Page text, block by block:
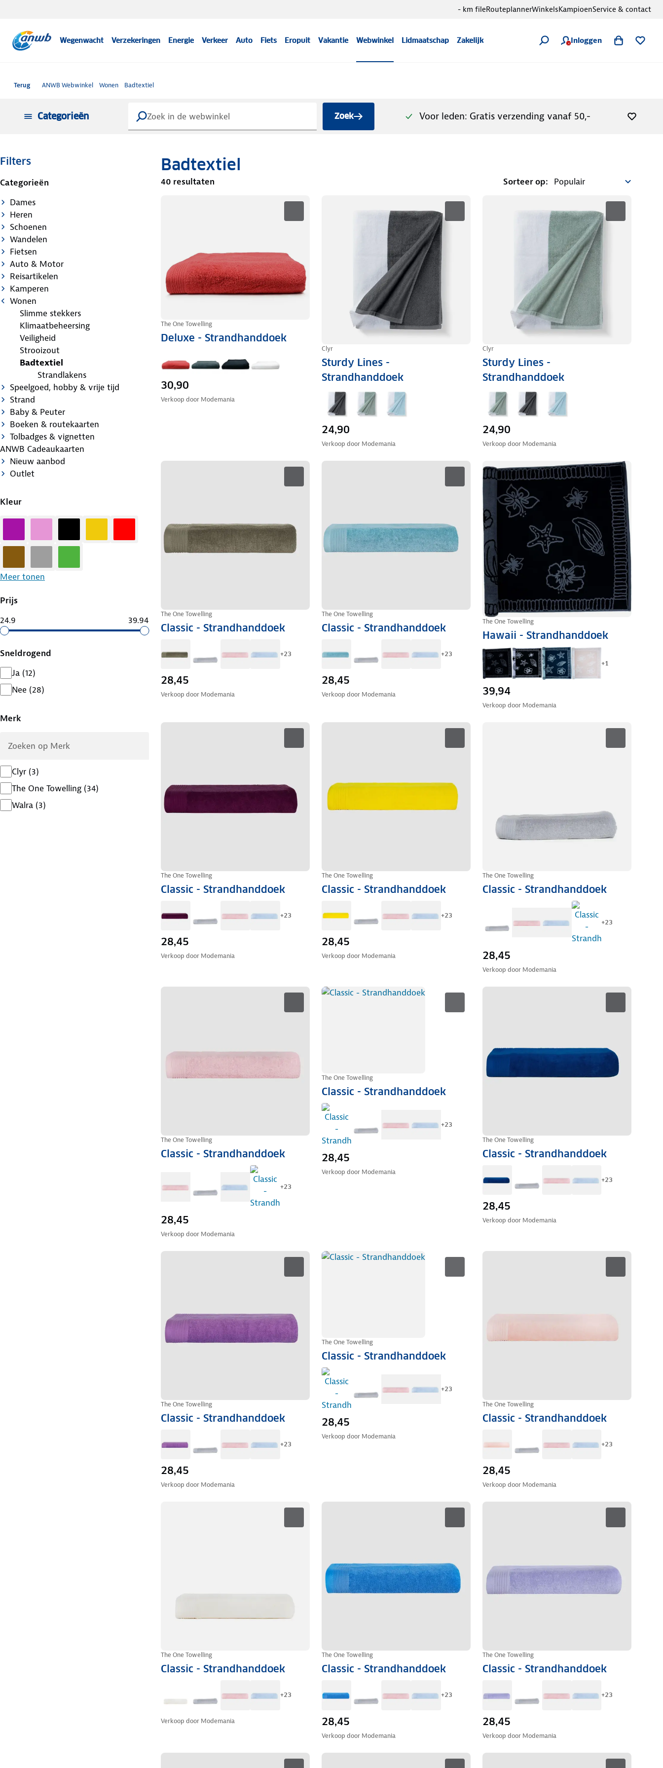
Wegenwacht Verzekeringen Energie Verkeer Auto Fiets Eropuit Vakantie Webwinkel Lidmaatschap Zakelijk Inloggen
- km fileRouteplannerWinkelsKampioenService & contact
Terug ANWB Webwinkel Wonen Badtextiel
Categorieën Zoek Voor leden: Gratis verzending vanaf 50,-
Filters
Categorieën
Dames
Heren
Schoenen
Wandelen
Fietsen
Auto & Motor
Reisartikelen
Kamperen
Wonen
Slimme stekkers
Klimaatbeheersing
Veiligheid
Strooizout
Badtextiel
Strandlakens
Speelgoed, hobby & vrije tijd
Strand
Baby & Peuter
Boeken & routekaarten
Tolbadges & vignetten
ANWB Cadeaukaarten
Nieuw aanbod
Outlet
Kleur
Meer tonen
Prijs
24.9
39.94
Sneldrogend
Ja (12)
Nee (28)
Merk
Clyr (3)
The One Towelling (34)
Walra (3)
Badtextiel
40 resultaten Sorteer op:
The One Towelling
Deluxe - Strandhanddoek
30,90
Verkoop door Modemania
Clyr
Sturdy Lines -
Strandhanddoek
24,90
Verkoop door Modemania
Clyr
Sturdy Lines -
Strandhanddoek
24,90
Verkoop door Modemania
The One Towelling
Classic - Strandhanddoek
+23
28,45
Verkoop door Modemania
The One Towelling
Classic - Strandhanddoek
+23
28,45
Verkoop door Modemania
The One Towelling
Hawaii - Strandhanddoek
+1
39,94
Verkoop door Modemania
The One Towelling
Classic - Strandhanddoek
+23
28,45
Verkoop door Modemania
The One Towelling
Classic - Strandhanddoek
+23
28,45
Verkoop door Modemania
The One Towelling
Classic - Strandhanddoek
+23
28,45
Verkoop door Modemania
The One Towelling
Classic - Strandhanddoek
+23
28,45
Verkoop door Modemania
The One Towelling
Classic - Strandhanddoek
+23
28,45
Verkoop door Modemania
The One Towelling
Classic - Strandhanddoek
+23
28,45
Verkoop door Modemania
The One Towelling
Classic - Strandhanddoek
+23
28,45
Verkoop door Modemania
The One Towelling
Classic - Strandhanddoek
+23
28,45
Verkoop door Modemania
The One Towelling
Classic - Strandhanddoek
+23
28,45
Verkoop door Modemania
The One Towelling
Classic - Strandhanddoek
+23
Verkoop door Modemania
The One Towelling
Classic - Strandhanddoek
+23
28,45
Verkoop door Modemania
The One Towelling
Classic - Strandhanddoek
+23
28,45
Verkoop door Modemania